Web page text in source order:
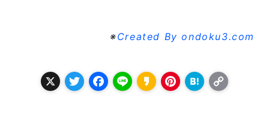
※Created By ondoku3.com
X T F L K P H